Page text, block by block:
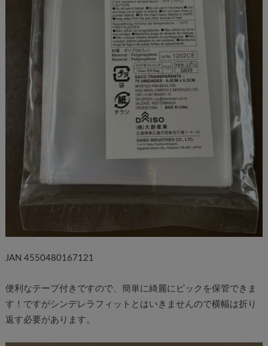
JAN 4550480167121
便利なテープ付きですので、簡単に綺麗にピックを保管できま
す！ですがシンデレラフィットとはいきませんので横幅は折り
返す必要があります。